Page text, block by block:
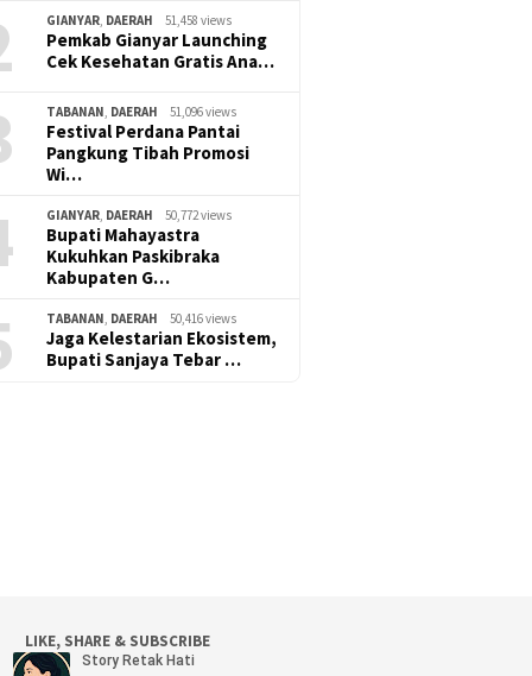
GIANYAR, DAERAH 51,458 views
Pemkab Gianyar Launching
Cek Kesehatan Gratis Ana…
TABANAN, DAERAH 51,096 views
Festival Perdana Pantai
Pangkung Tibah Promosi
Wi…
GIANYAR, DAERAH 50,772 views
Bupati Mahayastra
Kukuhkan Paskibraka
Kabupaten G…
TABANAN, DAERAH 50,416 views
Jaga Kelestarian Ekosistem,
Bupati Sanjaya Tebar …
LIKE, SHARE & SUBSCRIBE